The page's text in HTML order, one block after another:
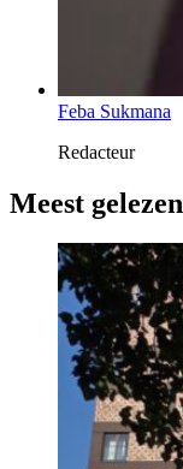
Feba Sukmana
Redacteur
Meest gelezen